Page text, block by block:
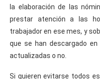
la elaboración de las
prestar atención a las
trabajador en ese mes, y
que se han descargado
actualizadas o no.
Si quieren evitarse todos